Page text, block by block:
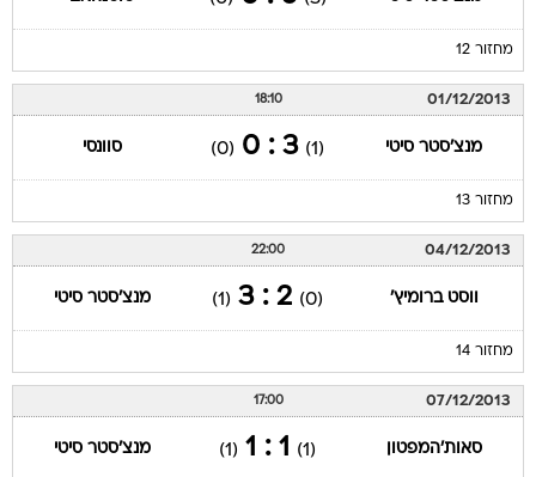
מחזור 12
01/12/2013
18:10
מנצ'סטר סיטי (1)
3 : 0
(0) סוונסי
מחזור 13
04/12/2013
22:00
ווסט ברומיץ' (0)
2 : 3
(1) מנצ'סטר סיטי
מחזור 14
07/12/2013
17:00
סאות'המפטון (1)
1 : 1
(1) מנצ'סטר סיטי